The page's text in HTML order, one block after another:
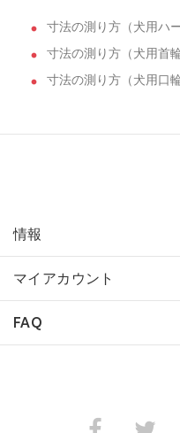
寸法の測り方（犬用ハ
寸法の測り方（犬用首
寸法の測り方（犬用口
情報
マイアカウント
FAQ